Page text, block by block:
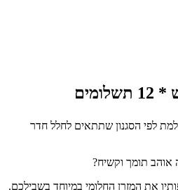
לפי הסגנון שתתאים לחלל חדר
אוהב תומך וקשיח?
את המזרן החלומי במיוחד בשבילכם.